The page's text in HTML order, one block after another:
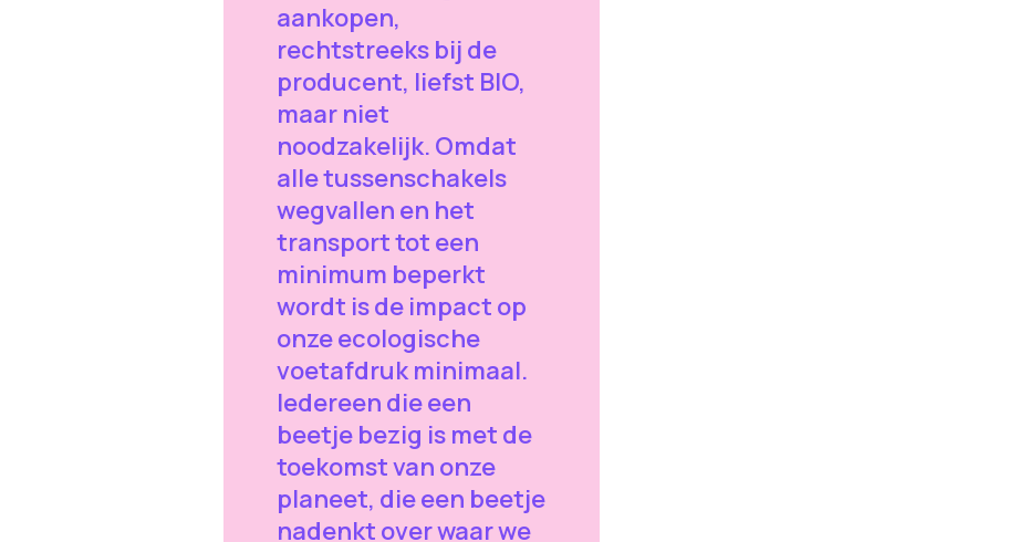
aankopen,
rechtstreeks bij de
producent, liefst BIO,
maar niet
noodzakelijk. Omdat
alle tussenschakels
wegvallen en het
transport tot een
minimum beperkt
wordt is de impact op
onze ecologische
voetafdruk minimaal.
Iedereen die een
beetje bezig is met de
toekomst van onze
planeet, die een beetje
nadenkt over waar we